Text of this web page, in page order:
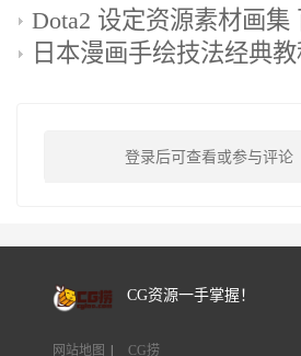
Dota2 设定资源素材画集
登录后可查看或参与评论
CG资源一手掌握！
网站地图 CG捞